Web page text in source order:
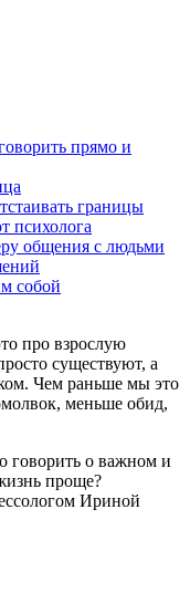
прямо и
границы
психолога
общения с людьми
собой
про взрослую
существуют, а
Чем раньше мы это
меньше обид,
говорить о важном и
проще?
Ириной